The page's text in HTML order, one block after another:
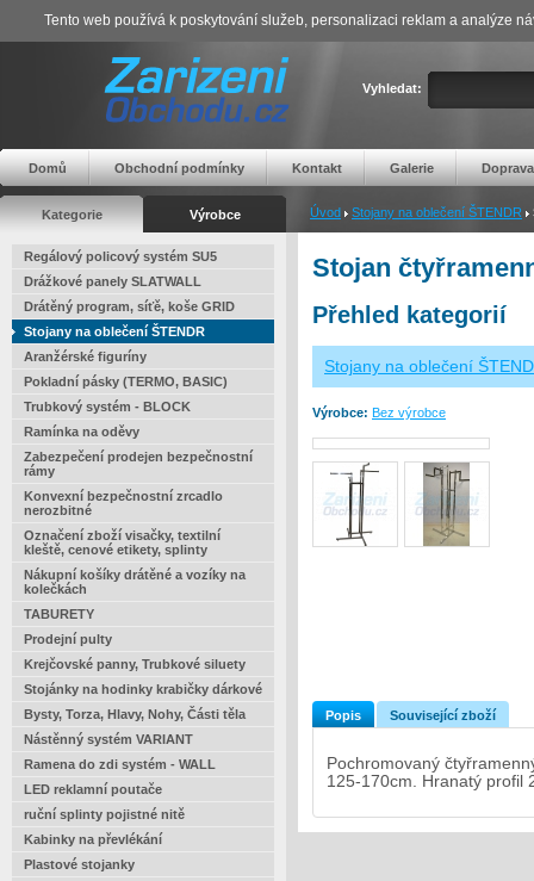
Vyhledat:
Domů Obchodní podmínky Kontakt Galerie Doprava
Kategorie Výrobce Úvod Stojany na oblečení ŠTENDR
Regálový policový systém SU5
Drážkové panely SLATWALL
Drátěný program, síťě, koše GRID
Stojany na oblečení ŠTENDR
Aranžérské figuríny
Pokladní pásky (TERMO, BASIC)
Trubkový systém - BLOCK
Ramínka na oděvy
Zabezpečení prodejen bezpečnostní
rámy
Konvexní bezpečnostní zrcadlo
nerozbitné
Označení zboží visačky, textilní
kleště, cenové etikety, splinty
Nákupní košíky drátěné a vozíky na
kolečkách
TABURETY
Prodejní pulty
Krejčovské panny, Trubkové siluety
Stojánky na hodinky krabičky dárkové
Bysty, Torza, Hlavy, Nohy, Části těla
Nástěnný systém VARIANT
Ramena do zdi systém - WALL
LED reklamní poutače
ruční splinty pojistné nitě
Kabinky na převlékání
Plastové stojanky
Stojan
Přehled kategorií
Stojany na oblečení
Výrobce: Bez výrobce
Popis Související zboží
Pochromovaný
125-170cm. Hranatý profil
Tento web používá k poskytování služeb, personalizaci reklam a analýze